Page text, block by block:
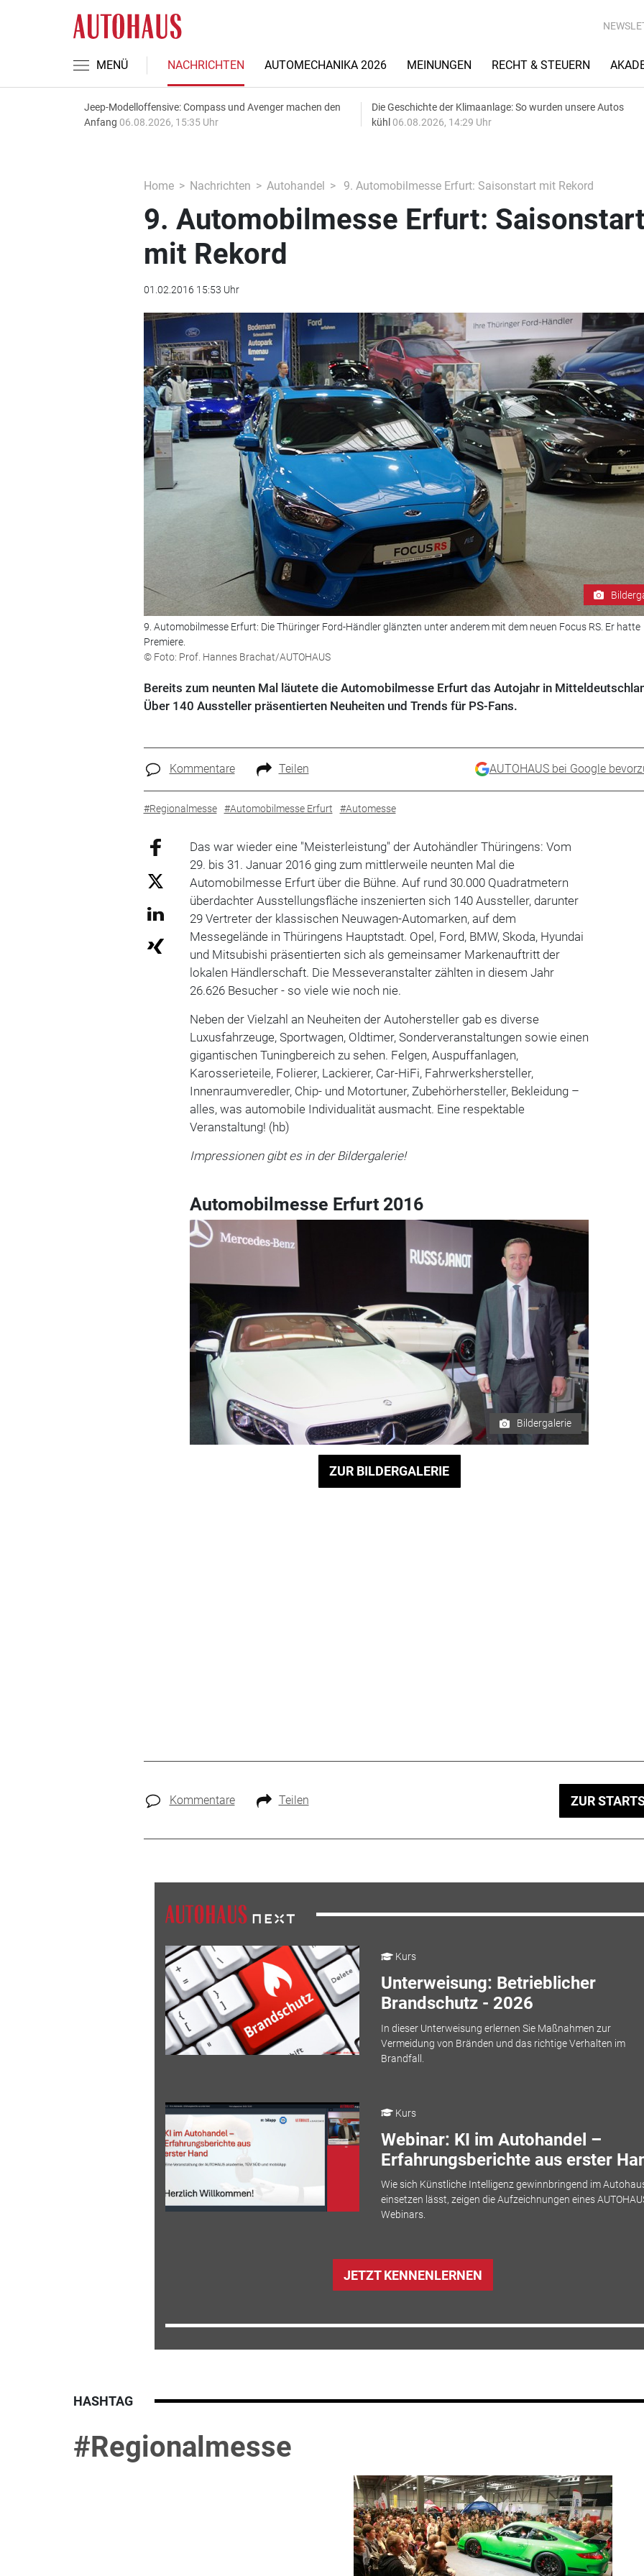
MENÜ NACHRICHTEN AUTOMECHANIKA 2026 MEINUNGEN RECHT & STEUERN
Jeep-Modelloffensive: Compass und Avenger machen den
Anfang 06.08.2026, 15:35 Uhr
Die Geschichte der Klimaanlage: So wurden unsere Autos
kühl 06.08.2026, 14:29 Uhr
Home Nachrichten Autohandel 9. Automobilmesse Erfurt: Saisonstart mit Rekord
9. Automobilmesse Erfurt:
mit Rekord
01.02.2016 15:53 Uhr
9. Automobilmesse Erfurt: Die Thüringer Ford-Händler glänzten unter anderem mit dem neuen Focus RS. Er hatte
Premiere.
© Foto: Prof. Hannes Brachat/AUTOHAUS
Bereits zum neunten Mal läutete die Automobilmesse Erfurt das Autojahr in
Über 140 Aussteller präsentierten Neuheiten und Trends für PS-Fans.
Kommentare Teilen AUTOHAUS bei Google
#Regionalmesse #Automobilmesse Erfurt #Automesse
Das war wieder eine "Meisterleistung" der Autohändler Thüringens: Vom
29. bis 31. Januar 2016 ging zum mittlerweile neunten Mal die
Automobilmesse Erfurt über die Bühne. Auf rund 30.000 Quadratmetern
überdachter Ausstellungsfläche inszenierten sich 140 Aussteller, darunter
29 Vertreter der klassischen Neuwagen-Automarken, auf dem
Messegelände in Thüringens Hauptstadt. Opel, Ford, BMW, Skoda, Hyundai
und Mitsubishi präsentierten sich als gemeinsamer Markenauftritt der
lokalen Händlerschaft. Die Messeveranstalter zählten in diesem Jahr
26.626 Besucher - so viele wie noch nie.
Neben der Vielzahl an Neuheiten der Autohersteller gab es diverse
Luxusfahrzeuge, Sportwagen, Oldtimer, Sonderveranstaltungen sowie einen
gigantischen Tuningbereich zu sehen. Felgen, Auspuffanlagen,
Karosserieteile, Folierer, Lackierer, Car-HiFi, Fahrwerkshersteller,
Innenraumveredler, Chip- und Motortuner, Zubehörhersteller, Bekleidung –
alles, was automobile Individualität ausmacht. Eine respektable
Veranstaltung! (hb)
Impressionen gibt es in der Bildergalerie!
Automobilmesse Erfurt 2016
Bildergalerie
ZUR BILDERGALERIE
Kommentare Teilen ZUR
Kurs
Unterweisung: Betrieblicher
Brandschutz - 2026
In dieser Unterweisung erlernen Sie Maßnahmen zur
Vermeidung von Bränden und das richtige Verhalten im
Brandfall.
Kurs
Webinar: KI im Autohandel –
Erfahrungsberichte aus erster
Wie sich Künstliche Intelligenz gewinnbringend im
einsetzen lässt, zeigen die Aufzeichnungen eines
Webinars.
JETZT KENNENLERNEN
HASHTAG
#Regionalmesse